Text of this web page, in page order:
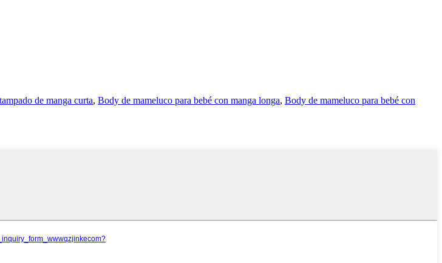
de manga curta, Body de mameluco para bebé con manga longa, Body de mameluco para bebé con